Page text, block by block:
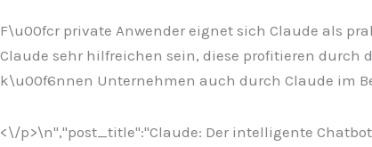
F\u00fcr private Anwender eignet sich Claude als
Claude sehr hilfreichen sein, diese profitieren durch
k\u00f6nnen Unternehmen auch durch Claude im
<\/p>\n","post_title":"Claude: Der intelligente